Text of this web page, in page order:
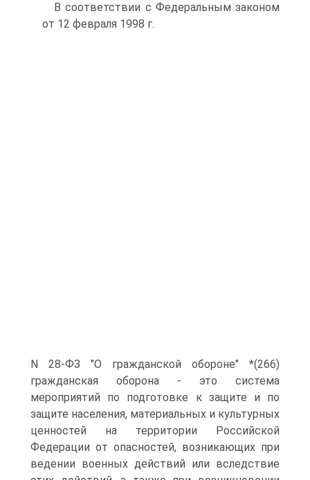
В соответствии с Федеральным законом
от 12 февраля 1998 г.
N 28-ФЗ "О гражданской обороне" *(266)
гражданская оборона - это система
мероприятий по подготовке к защите и по
защите населения, материальных и культурных
ценностей на территории Российской
Федерации от опасностей, возникающих при
ведении военных действий или вследствие